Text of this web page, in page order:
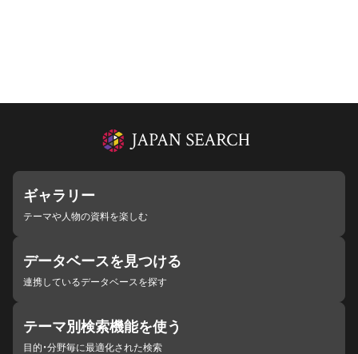
ギャラリー
テーマや人物の資料を楽しむ
データベースを見つける
連携しているデータベースを探す
テーマ別検索機能を使う
目的・分野毎に最適化された検索